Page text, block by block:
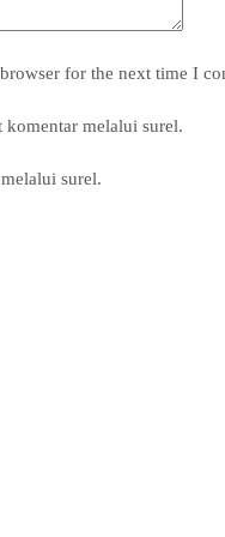
for the next time I
melalui surel.
surel.